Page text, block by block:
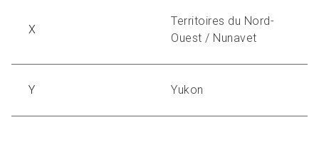
X
Territoires du Nord-
Ouest / Nunavet
Y Yukon